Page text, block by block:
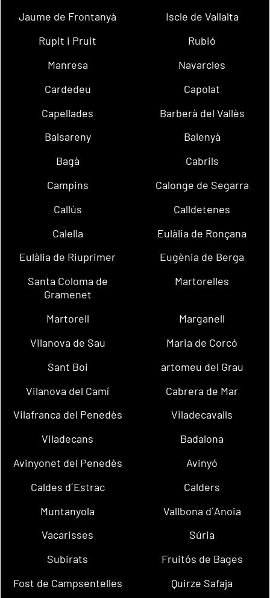
Jaume de Frontanyà
Iscle de Vallalta
Rupit i Pruit
Rubió
Manresa
Navarcles
Cardedeu
Capolat
Capellades
Barberà del Vallès
Balsareny
Balenyà
Bagà
Cabrils
Campins
Calonge de Segarra
Callús
Calldetenes
Calella
Eulàlia de Ronçana
Eulàlia de Riuprimer
Eugènia de Berga
Santa Coloma de
Gramenet
Martorelles
Martorell
Marganell
Vilanova de Sau
Maria de Corcó
Sant Boi
artomeu del Grau
Vilanova del Camí
Cabrera de Mar
Vilafranca del Penedès
Viladecavalls
Viladecans
Badalona
Avinyonet del Penedès
Avinyó
Caldes d´Estrac
Calders
Muntanyola
Vallbona d´Anoia
Vacarisses
Súria
Subirats
Fruitós de Bages
Fost de Campsentelles
Quirze Safaja